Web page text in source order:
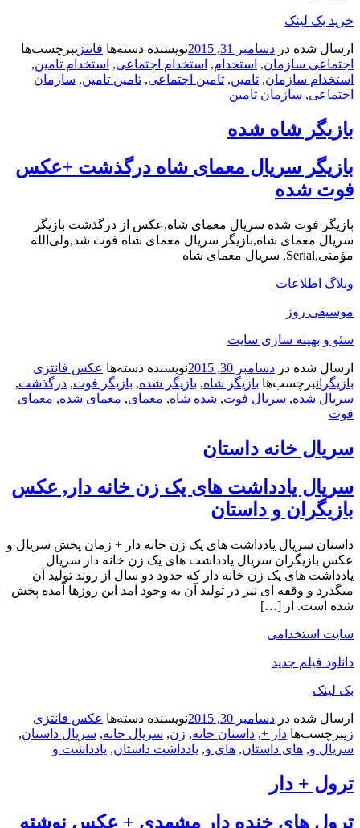
خرید بک لینک
ارسال شده در دسامبر 31, 2015 نویسنده دسته‌ها فانتزیبرچسب‌ها
اجتماعی سازمان, استخدام, استخدام اجتماعی, استخدام تامین,
استخدام سازمان, تامین, تامین اجتماعی, تامین تامین, سازمان
اجتماعی, سازمان تامین
بازیگر شاه شده
بازیگر سریال معمای شاه درگذشت +عکس
فوت شده
بازیگر فوت شده سریال معمای شاه,عکس از درگذشت بازیگر
سریال معمای شاه,بازیگر سریال معمای شاه فوت شد,ولی‌الله
مؤمنی,Serial, سریال معمای شاه
وبلاگ اطلاعات
موسیقی روز
سئو و بهینه سازی سایت
ارسال شده در دسامبر 30, 2015 نویسنده دسته‌ها عکس فانتزی
بازیگرانبرچسب‌ها بازیگر شاه, بازیگر شده, بازیگر فوت, درگذشت,
سریال شده, سریال فوت, شده شاه, معمای, معمای شده, معمای
فوت
سریال خانه داستان
سریال یادداشت های یک زن خانه دار, عکس
بازیگران و داستان
داستان سریال یادداشت های یک زن خانه دار + زمان پخش سریال و
عکس بازیگران سریال یادداشت های یک زن خانه دار سریال
یادداشت های یک زن خانه دار که حدود دو سال از روند تولید آن
میگذرد و وقفه ای نیز در تولید آن به وجود امد این روزها آمده پخش
شده است. از […]
سایت استخدامی
دانلود فیلم جدید
بک لینک
ارسال شده در دسامبر 30, 2015 نویسنده دسته‌ها عکس فانتزی
زنبرچسب‌ها دار +, داستان خانه, زن, سریال خانه, سریال داستان,
سریال و, های داستان, های و, یادداشت داستان, یادداشت و
ترول + دار
ترول های خنده دار مشهدی + عکس نوشته